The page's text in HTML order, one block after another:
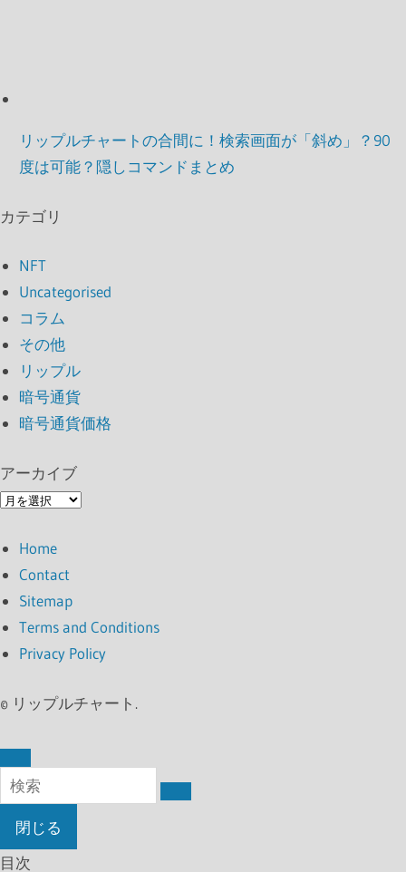
リップルチャートの合間に！検索画面が「斜め」？90
度は可能？隠しコマンドまとめ
カテゴリ
NFT
Uncategorised
コラム
その他
リップル
暗号通貨
暗号通貨価格
アーカイブ
ア
カ
イ
ブ
Home
Contact
Sitemap
Terms and Conditions
Privacy Policy
© リップルチャート.
閉じる
目次